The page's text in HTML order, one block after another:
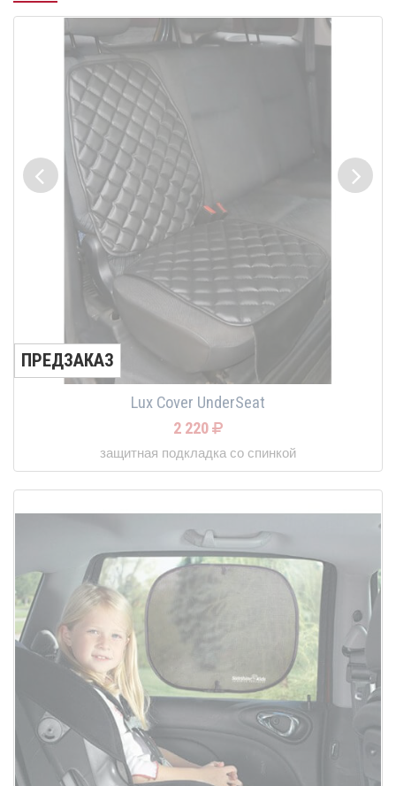
ПРЕДЗАКАЗ
Lux Cover UnderSeat
2 220
защитная подкладка со спинкой